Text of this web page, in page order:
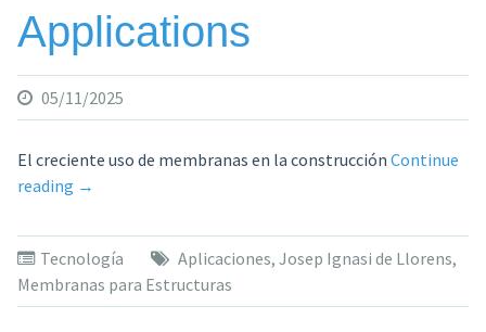
Applications
05/11/2025
El creciente uso de membranas en la construcción Continue
reading «Membranes
Structures.
Fundamentals.
Applications»
→
Tecnología Aplicaciones, Josep Ignasi de Llorens,
Membranas para Estructuras